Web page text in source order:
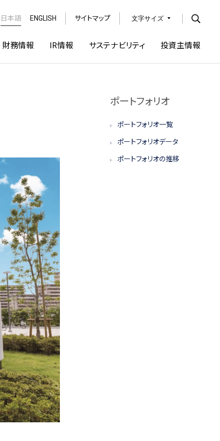
日本語 ENGLISH サイトマップ 文字サイズ
財務情報 IR情報 サステナビリティ 投資主情報
ポートフォリオ
ポートフォリオ一覧
ポートフォリオデータ
ポートフォリオの推移